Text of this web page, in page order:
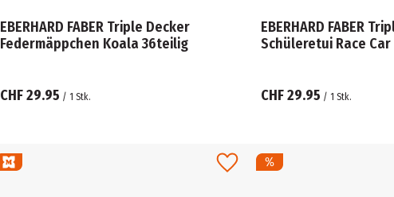
EBERHARD FABER Triple Decker
Federmäppchen Koala 36teilig
CHF 29.95 / 1 Stk.
EBERHARD FABER Triple Decker
Schüleretui Race Car
CHF 29.95 / 1 Stk.